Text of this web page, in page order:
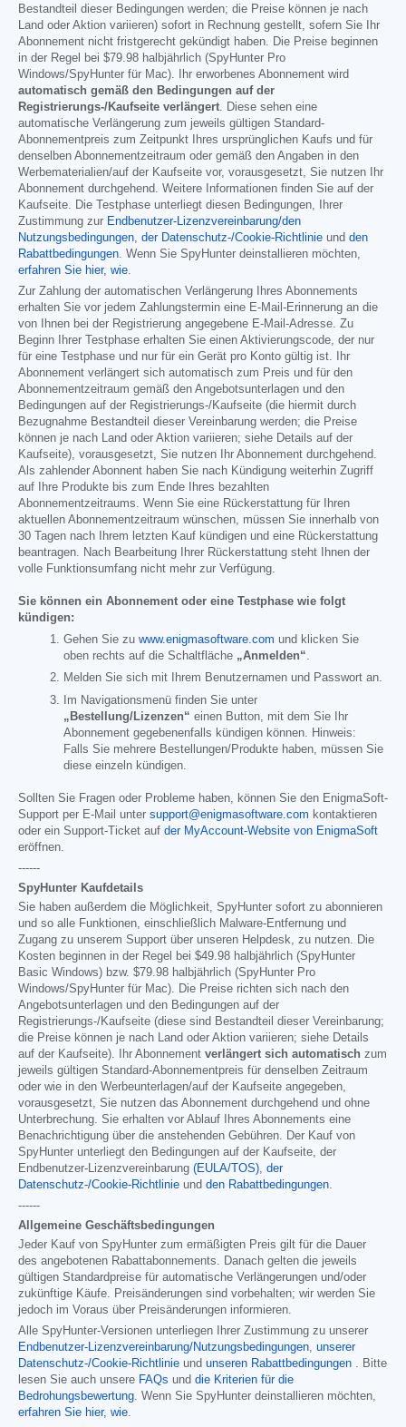
Bestandteil dieser Bedingungen werden; die Preise können je nach
Land oder Aktion variieren) sofort in Rechnung gestellt, sofern Sie Ihr
Abonnement nicht fristgerecht gekündigt haben. Die Preise beginnen
in der Regel bei $79.98 halbjährlich (SpyHunter Pro
Windows/SpyHunter für Mac). Ihr erworbenes Abonnement wird
automatisch gemäß den Bedingungen auf der
Registrierungs-/Kaufseite verlängert. Diese sehen eine
automatische Verlängerung zum jeweils gültigen Standard-
Abonnementpreis zum Zeitpunkt Ihres ursprünglichen Kaufs und für
denselben Abonnementzeitraum oder gemäß den Angaben in den
Werbematerialien/auf der Kaufseite vor, vorausgesetzt, Sie nutzen Ihr
Abonnement durchgehend. Weitere Informationen finden Sie auf der
Kaufseite. Die Testphase unterliegt diesen Bedingungen, Ihrer
Zustimmung zur Endbenutzer-Lizenzvereinbarung/den
Nutzungsbedingungen, der Datenschutz-/Cookie-Richtlinie und den
Rabattbedingungen. Wenn Sie SpyHunter deinstallieren möchten,
erfahren Sie hier, wie.
Zur Zahlung der automatischen Verlängerung Ihres Abonnements
erhalten Sie vor jedem Zahlungstermin eine E-Mail-Erinnerung an die
von Ihnen bei der Registrierung angegebene E-Mail-Adresse. Zu
Beginn Ihrer Testphase erhalten Sie einen Aktivierungscode, der nur
für eine Testphase und nur für ein Gerät pro Konto gültig ist. Ihr
Abonnement verlängert sich automatisch zum Preis und für den
Abonnementzeitraum gemäß den Angebotsunterlagen und den
Bedingungen auf der Registrierungs-/Kaufseite (die hiermit durch
Bezugnahme Bestandteil dieser Vereinbarung werden; die Preise
können je nach Land oder Aktion variieren; siehe Details auf der
Kaufseite), vorausgesetzt, Sie nutzen Ihr Abonnement durchgehend.
Als zahlender Abonnent haben Sie nach Kündigung weiterhin Zugriff
auf Ihre Produkte bis zum Ende Ihres bezahlten
Abonnementzeitraums. Wenn Sie eine Rückerstattung für Ihren
aktuellen Abonnementzeitraum wünschen, müssen Sie innerhalb von
30 Tagen nach Ihrem letzten Kauf kündigen und eine Rückerstattung
beantragen. Nach Bearbeitung Ihrer Rückerstattung steht Ihnen der
volle Funktionsumfang nicht mehr zur Verfügung.
Sie können ein Abonnement oder eine Testphase wie folgt
kündigen:
Gehen Sie zu www.enigmasoftware.com und klicken Sie
oben rechts auf die Schaltfläche „Anmelden“.
Melden Sie sich mit Ihrem Benutzernamen und Passwort an.
Im Navigationsmenü finden Sie unter
„Bestellung/Lizenzen“ einen Button, mit dem Sie Ihr
Abonnement gegebenenfalls kündigen können. Hinweis:
Falls Sie mehrere Bestellungen/Produkte haben, müssen Sie
diese einzeln kündigen.
Sollten Sie Fragen oder Probleme haben, können Sie den EnigmaSoft-
Support per E-Mail unter support@enigmasoftware.com kontaktieren
oder ein Support-Ticket auf der MyAccount-Website von EnigmaSoft
eröffnen.
------
SpyHunter Kaufdetails
Sie haben außerdem die Möglichkeit, SpyHunter sofort zu abonnieren
und so alle Funktionen, einschließlich Malware-Entfernung und
Zugang zu unserem Support über unseren Helpdesk, zu nutzen. Die
Kosten beginnen in der Regel bei $49.98 halbjährlich (SpyHunter
Basic Windows) bzw. $79.98 halbjährlich (SpyHunter Pro
Windows/SpyHunter für Mac). Die Preise richten sich nach den
Angebotsunterlagen und den Bedingungen auf der
Registrierungs-/Kaufseite (diese sind Bestandteil dieser Vereinbarung;
die Preise können je nach Land oder Aktion variieren; siehe Details
auf der Kaufseite). Ihr Abonnement verlängert sich automatisch zum
jeweils gültigen Standard-Abonnementpreis für denselben Zeitraum
oder wie in den Werbeunterlagen/auf der Kaufseite angegeben,
vorausgesetzt, Sie nutzen das Abonnement durchgehend und ohne
Unterbrechung. Sie erhalten vor Ablauf Ihres Abonnements eine
Benachrichtigung über die anstehenden Gebühren. Der Kauf von
SpyHunter unterliegt den Bedingungen auf der Kaufseite, der
Endbenutzer-Lizenzvereinbarung (EULA/TOS) der
Datenschutz-/Cookie-Richtlinie und den Rabattbedingungen
------
Allgemeine Geschäftsbedingungen
Jeder Kauf von SpyHunter zum ermäßigten Preis gilt für die Dauer
des angebotenen Rabattabonnements. Danach gelten die jeweils
gültigen Standardpreise für automatische Verlängerungen und/oder
zukünftige Käufe. Preisänderungen sind vorbehalten; wir werden Sie
jedoch im Voraus über Preisänderungen informieren.
Alle SpyHunter-Versionen unterliegen Ihrer Zustimmung zu unserer
Endbenutzer-Lizenzvereinbarung/Nutzungsbedingungen unserer
Datenschutz-/Cookie-Richtlinie und unseren Rabattbedingungen . Bitte
lesen Sie auch unsere FAQs und die Kriterien für die
Bedrohungsbewertung . Wenn Sie SpyHunter deinstallieren möchten,
erfahren Sie hier, wie